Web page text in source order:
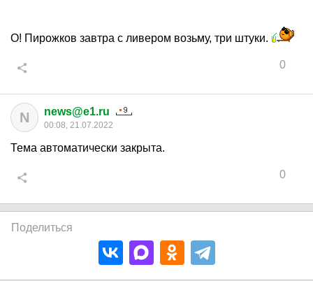
О! Пирожков завтра с ливером возьму, три штуки.
0
N news@e1.ru
00:08, 21.07.2022
Тема автоматически закрыта.
0
Поделиться